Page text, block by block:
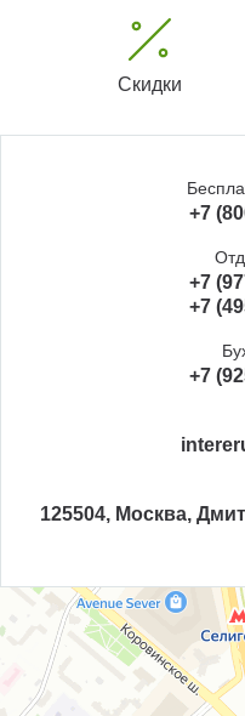
Скидки
+7
+7
+7
+7
125504, Москва,